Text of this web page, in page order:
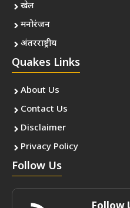
खेल
मनोरंजन
अंतरराष्ट्रीय
Quakes Links
About Us
Contact Us
Disclaimer
Privacy Policy
Follow Us